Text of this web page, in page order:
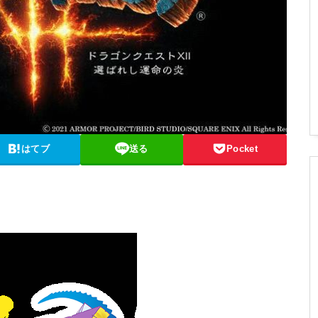
はてブ 送る Pocket